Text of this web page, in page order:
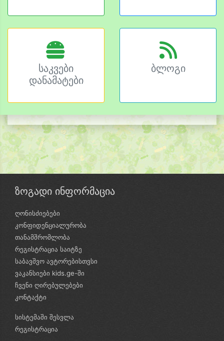
საკვები
დანამატები
ბლოგი
ზოგადი ინფორმაცია
ღონისძიებები
კონფიდენციალურობა
თანამშრომლობა
რეგისტრაცია საიტზე
საბავშვო ავტორებისთვსი
ვაკანსიები kids.ge-ში
ჩვენი ღირებულებები
კონტაქტი
სისტემაში შესვლა
რეგისტრაცია